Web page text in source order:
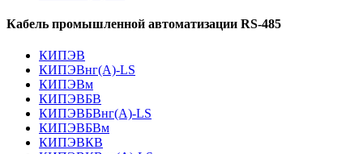
Кабель промышленной автоматизации RS-485
КИПЭВ
КИПЭВнг(А)-LS
КИПЭВм
КИПЭВБВ
КИПЭВБВнг(А)-LS
КИПЭВБВм
КИПЭВКВ